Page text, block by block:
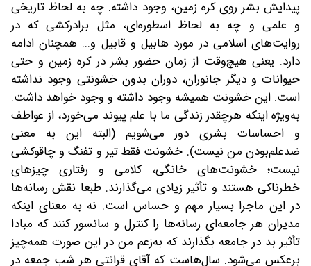
پیدایش بشر روی کره زمین، وجود داشته‌. چه به لحاظ تاریخی
و علمی و چه به لحاظ اسطوره‌ای، مثل برادرکشی که در
روایت‌های اسلامی در مورد هابیل و قابیل و... همچنان ادامه
دارد. یعنی هیچ‌وقت از زمان حضور بشر در کره زمین و حتی
حیوانات و دیگر جانوران، دوران بدون خشونتی وجود نداشته
است. این خشونت همیشه وجود داشته و وجود خواهد داشت.
به‌ویژه اینکه هر‌چقدر زندگی ما با علم پیوند می‌خورد، از عواطف
و احساسات بشری دور می‌شویم‌ (البته این به معنی
ضد‌علم‌بودن من نیست). خشونت فقط تیر و تفنگ و چاقوکشی
نیست؛ خشونت‌های خانگی، کلامی و رفتاری چیزهای
خطرناکی هستند و تأثیر زیادی می‌گذارند. طبعا نقش رسانه‌ها
در این ماجرا بسیار مهم و حساس است. نه به معنای اینکه
مدیران هر جامعه‌ای رسانه‌ها را کنترل و سانسور کنند که مبادا
تأثیر بد در جامعه بگذارند که به‌زعم من‌ در این صورت همه‌چیز
بر‌عکس می‌شود. سال‌ها‌ست که آقای قرائتی هر شب جمعه در